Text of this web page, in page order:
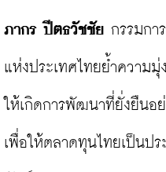
ภากร ปีตธวัชชัย กรรมกา
แห่งประเทศไทยย้ำความมุ่
ให้เกิดการพัฒนาที่ยั่งยืนอ
เพื่อให้ตลาดทุนไทยเป็นป